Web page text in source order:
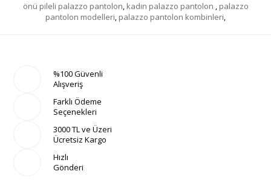
önü pileli palazzo pantolon, kadın palazzo pantolon , palazzo
pantolon modelleri, palazzo pantolon kombinleri,
%100 Güvenli
Alışveriş
Farklı Ödeme
Seçenekleri
3000 TL ve Üzeri
Ücretsiz Kargo
Hızlı
Gönderi